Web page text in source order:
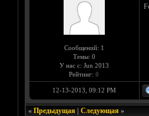
Сообщений: 1
Темы: 0
У нас с: Jun 2013
Рейтинг: 0
12-13-2013, 09:12 PM
« Предыдущая| Следующая»